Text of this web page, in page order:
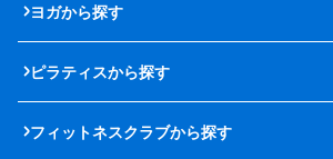
ヨガから探す
ピラティスから探す
フィットネスクラブから探す